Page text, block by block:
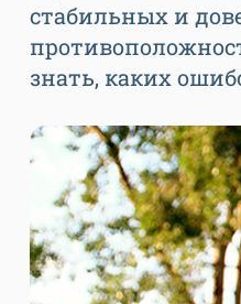
стабильных и
знать, каких